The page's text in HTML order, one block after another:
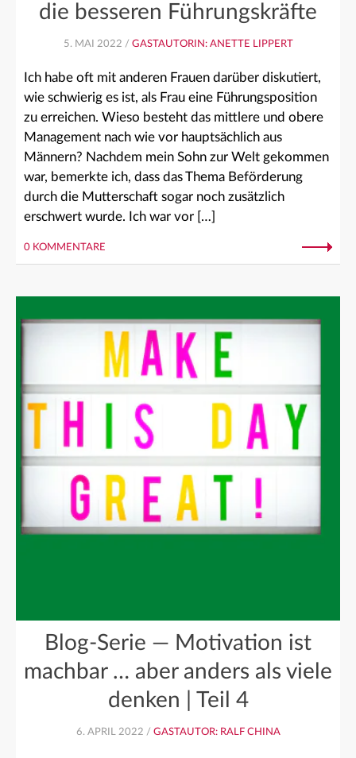
die besseren Führungskräfte
5. MAI 2022 / GASTAUTORIN: ANETTE LIPPERT
Ich habe oft mit anderen Frauen darüber diskutiert,
wie schwierig es ist, als Frau eine Führungsposition
zu erreichen. Wieso besteht das mittlere und obere
Management nach wie vor hauptsächlich aus
Männern? Nachdem mein Sohn zur Welt gekommen
war, bemerkte ich, dass das Thema Beförderung
durch die Mutterschaft sogar noch zusätzlich
erschwert wurde. Ich war vor […]
0 KOMMENTARE
Blog-Serie — Motivation ist
machbar … aber anders als viele
denken | Teil 4
6. APRIL 2022 / GASTAUTOR: RALF CHINA